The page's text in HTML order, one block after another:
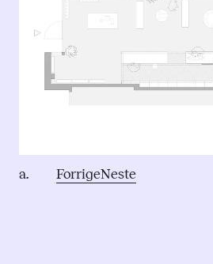
a. ForrigeNeste